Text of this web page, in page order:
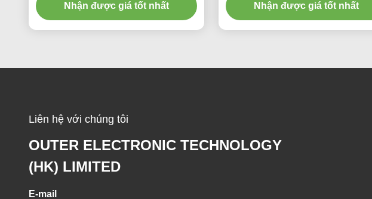
Nhận được giá tốt nhất
Nhận được giá tốt nhất
Liên hệ với chúng tôi
OUTER ELECTRONIC TECHNOLOGY
(HK) LIMITED
E-mail